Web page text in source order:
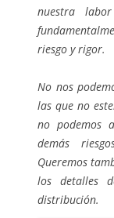
nuestra
riesgo y rigor.
No nos
las que no
no podemos
demás
Queremos
los detalles
distribución.